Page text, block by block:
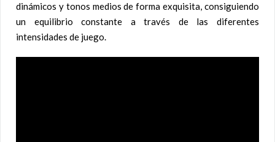
dinámicos y tonos medios de forma exquisita, consiguiendo
un equilibrio constante a través de las diferentes
intensidades de juego.